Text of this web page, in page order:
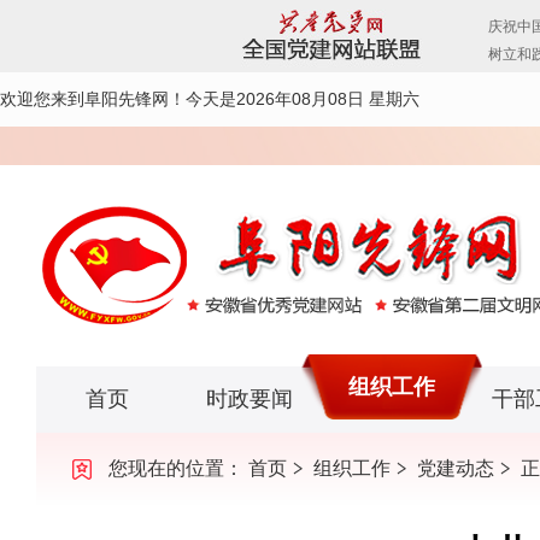
欢迎您来到阜阳先锋网！ 今天是2026年08月08日 星期六
首页 时政要闻 组织工作 干部
您现在的位置： 首页 组织工作 党建动态